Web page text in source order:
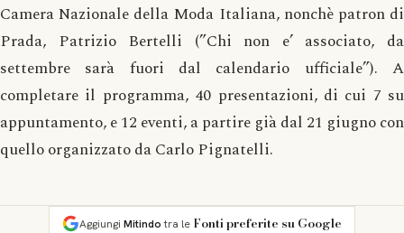
Camera Nazionale della Moda Italiana, nonchè patron di
Prada, Patrizio Bertelli (”Chi non e’ associato, da
settembre sarà fuori dal calendario ufficiale”). A
completare il programma, 40 presentazioni, di cui 7 su
appuntamento, e 12 eventi, a partire già dal 21 giugno con
quello organizzato da Carlo Pignatelli.
Aggiungi Mitindotra le Fonti preferite su Google